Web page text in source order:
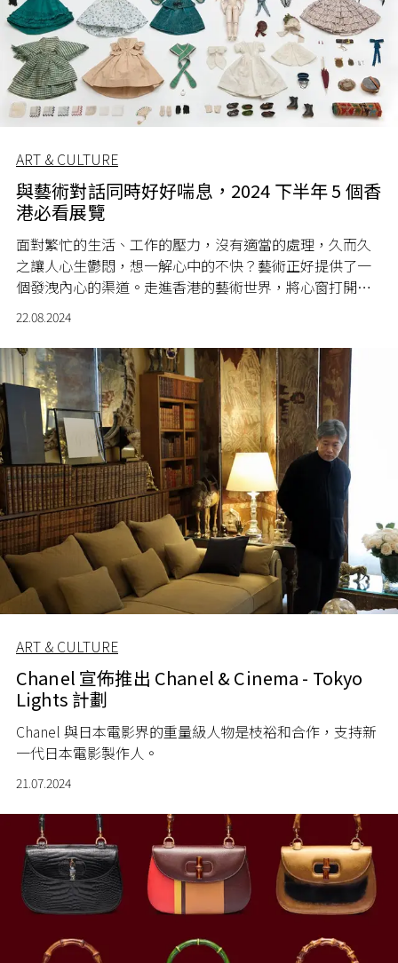
ART & CULTURE
與藝術對話同時好好喘息，2024 下半年 5 個香
港必看展覽
面對繁忙的生活、工作的壓力，沒有適當的處理，久而久
之讓人心生鬱悶，想一解心中的不快？藝術正好提供了一
個發洩內心的渠道。走進香港的藝術世界，將心窗打開，
好讓自己窺探不同的文化與情感。2024 年下半年，5 個值
得置身其中的展覽，帶你體驗藝術魅力的同時，更是自己
一個喘息的好機會。
22.08.2024
ART & CULTURE
Chanel 宣佈推出 Chanel & Cinema - Tokyo
Lights 計劃
Chanel 與日本電影界的重量級人物是枝裕和合作，支持新
一代日本電影製作人。
21.07.2024